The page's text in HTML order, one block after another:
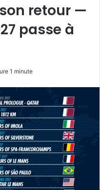
retour —
passe à
1 minute